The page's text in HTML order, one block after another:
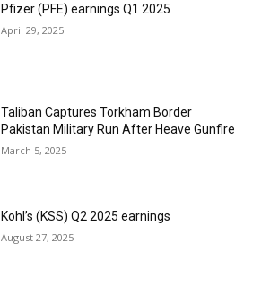
Pfizer (PFE) earnings Q1 2025
April 29, 2025
Taliban Captures Torkham Border
Pakistan Military Run After Heave Gunfire
March 5, 2025
Kohl’s (KSS) Q2 2025 earnings
August 27, 2025